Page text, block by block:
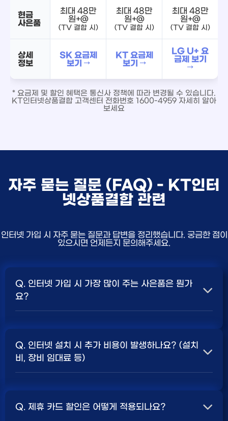
현금
사은품
최대 48만
원+@
(TV 결합 시)
최대 48만
원+@
(TV 결합 시)
최대 48만
원+@
(TV 결합 시)
상세
정보
SK 요금제
보기 →
KT 요금제
보기 →
LG U+ 요
금제 보기
→
* 요금제 및 할인 혜택은 통신사 정책에 따라 변경될 수 있습니다.
KT인터넷상품결합 고객센터 전화번호 1600-4959 자세히 알아
보세요
자주 묻는 질문 (FAQ) - KT인터
넷상품결합 관련
인터넷 가입 시 자주 묻는 질문과 답변을 정리했습니다. 궁금한 점이
있으시면 언제든지 문의해주세요.
Q. 인터넷 가입 시 가장 많이 주는 사은품은 뭔가
요?
보통 500Mbps 또는 1Gbps 인터넷을 TV와 결합하여
가입할 때현금 사은품
세요.
Q. 인터넷 설치 시 추가 비용이 발생하나요? (설치
비, 장비 임대료 등)
청구되는 경우가 많습니다. 다만, 인터넷 상품 및 프로모션
Q. 제휴 카드 할인은 어떻게 적용되나요?